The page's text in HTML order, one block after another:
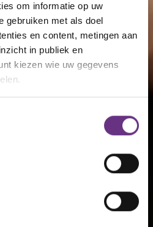
om informatie op uw
gebruiken met als doel
en content, metingen aan
in publiek en
kiezen wie uw gegevens
over uw geografische
door het actief te
eigenschappen (fingerprinting)
in het
detailgedeelte in.